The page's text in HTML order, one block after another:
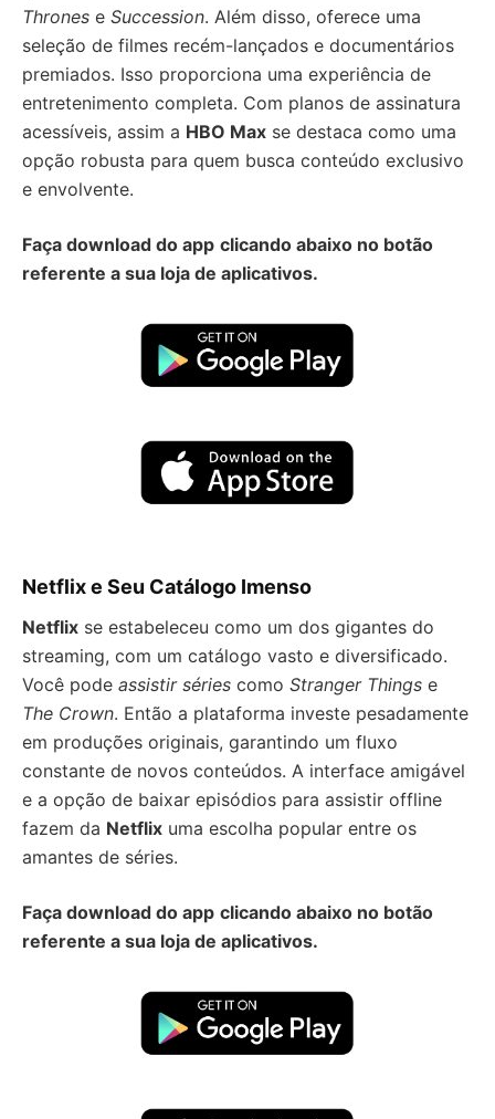
Thrones e Succession. Além disso, oferece uma
seleção de filmes recém-lançados e documentários
premiados. Isso proporciona uma experiência de
entretenimento completa. Com planos de assinatura
acessíveis, assim a HBO Max se destaca como uma
opção robusta para quem busca conteúdo exclusivo
e envolvente.
Faça download do app clicando abaixo no botão
referente a sua loja de aplicativos.
Netflix e Seu Catálogo Imenso
Netflix se estabeleceu como um dos gigantes do
streaming, com um catálogo vasto e diversificado.
Você pode assistir séries como Stranger Things e
The Crown. Então a plataforma investe pesadamente
em produções originais, garantindo um fluxo
constante de novos conteúdos. A interface amigável
e a opção de baixar episódios para assistir offline
fazem da Netflix uma escolha popular entre os
amantes de séries.
Faça download do app clicando abaixo no botão
referente a sua loja de aplicativos.